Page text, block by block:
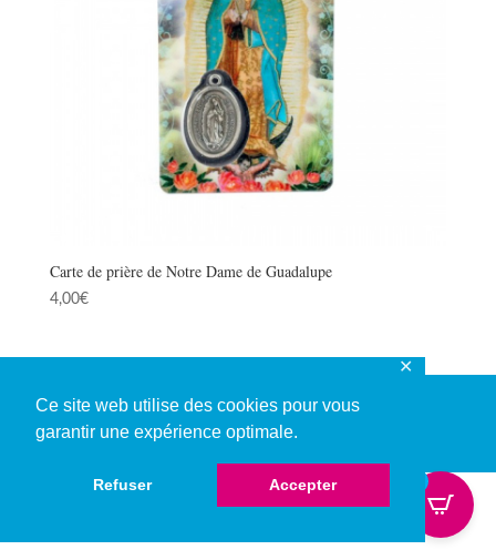
Ce site web utilise des cookies pour vous
garantir une expérience optimale.
Refuser Accepter
✕
Carte de prière de Notre Dame de Guadalupe
4,00€
© Copyright 2026